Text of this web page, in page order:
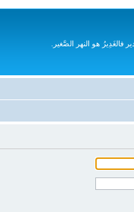
فالغَدِيرُ هو النهر الصَّغير.